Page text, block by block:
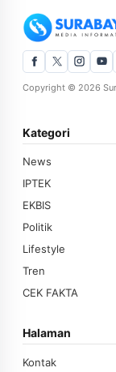
Copyright © 2026
Kategori
News
IPTEK
EKBIS
Politik
Lifestyle
Tren
CEK FAKTA
Halaman
Kontak